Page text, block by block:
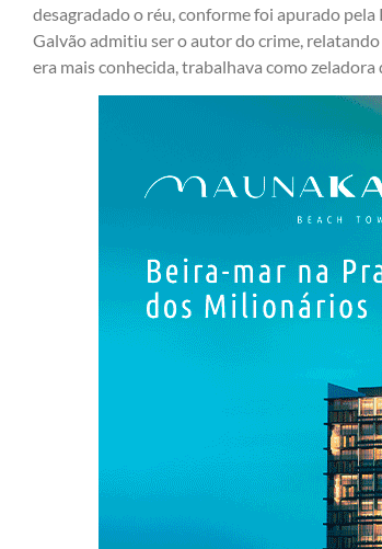
desagradado o réu, conforme foi apurado
Galvão admitiu ser o autor do crime,
era mais conhecida, trabalhava como